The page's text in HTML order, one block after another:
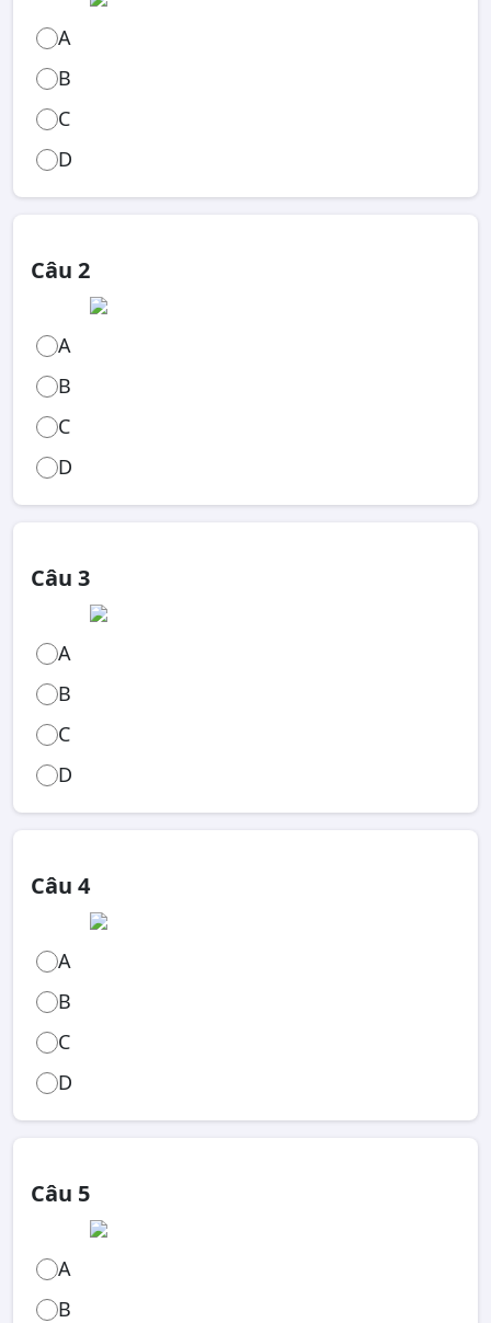
A
B
C
D
Câu 2
A
B
C
D
Câu 3
A
B
C
D
Câu 4
A
B
C
D
Câu 5
A
B